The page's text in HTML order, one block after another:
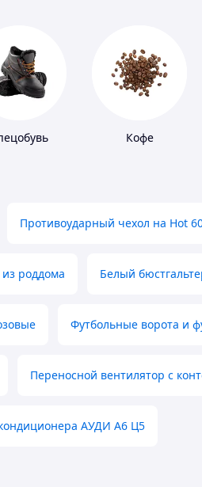
Кофе
Противоударный чехол на Hot
роддома Белый
Футбольные ворота и
Переносной вентилятор с
АУДИ А6 Ц5